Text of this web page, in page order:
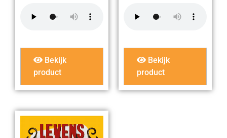
Bekijk
product
Bekijk
product